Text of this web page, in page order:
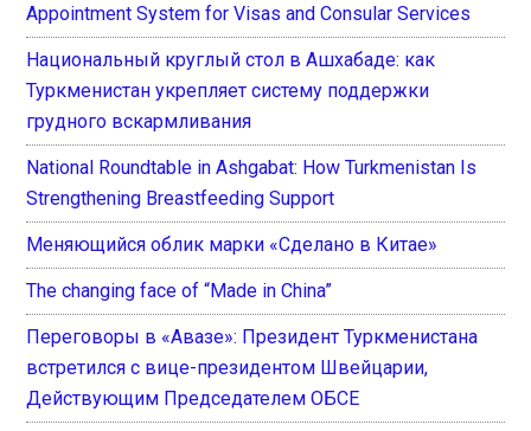
Appointment System for Visas and Consular Services
Национальный круглый стол в Ашхабаде: как
Туркменистан укрепляет систему поддержки
грудного вскармливания
National Roundtable in Ashgabat: How Turkmenistan Is
Strengthening Breastfeeding Support
Меняющийся облик марки «Сделано в Китае»
The changing face of “Made in China”
Переговоры в «Авазе»: Президент Туркменистана
встретился с вице-президентом Швейцарии,
Действующим Председателем ОБСЕ